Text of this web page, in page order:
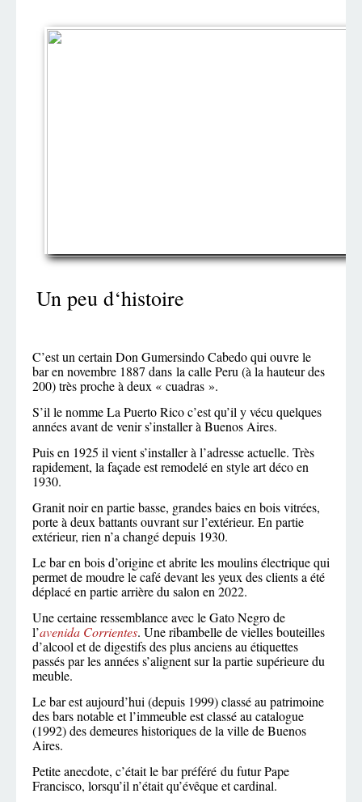
Un peu d‘histoire
C’est un certain Don Gumersindo Cabedo qui ouvre le
bar en novembre 1887 dans la calle Peru (à la hauteur des
200) très proche à deux « cuadras ».
S’il le nomme La Puerto Rico c’est qu’il y vécu quelques
années avant de venir s’installer à Buenos Aires.
Puis en 1925 il vient s’installer à l’adresse actuelle. Très
rapidement, la façade est remodelé en style art déco en
1930.
Granit noir en partie basse, grandes baies en bois vitrées,
porte à deux battants ouvrant sur l’extérieur. En partie
extérieur, rien n’a changé depuis 1930.
Le bar en bois d’origine et abrite les moulins électrique qui
permet de moudre le café devant les yeux des clients a été
déplacé en partie arrière du salon en 2022.
Une certaine ressemblance avec le Gato Negro de
l’avenida Corrientes. Une ribambelle de vielles bouteilles
d’alcool et de digestifs des plus anciens au étiquettes
passés par les années s’alignent sur la partie supérieure du
meuble.
Le bar est aujourd’hui (depuis 1999) classé au patrimoine
des bars notable et l’immeuble est classé au catalogue
(1992) des demeures historiques de la ville de Buenos
Aires.
Petite anecdote, c’était le bar préféré du futur Pape
Francisco, lorsqu’il n’était qu’évêque et cardinal.